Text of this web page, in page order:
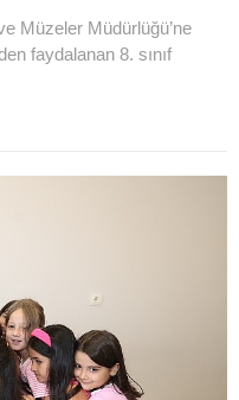
Müzeler Müdürlüğü’ne
faydalanan 8. sınıf